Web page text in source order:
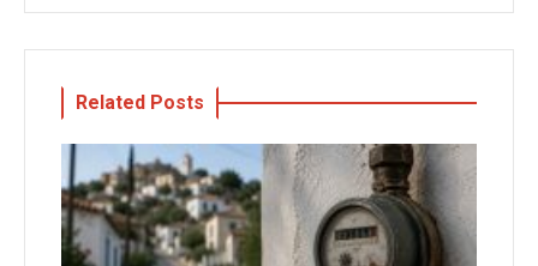
Related Posts